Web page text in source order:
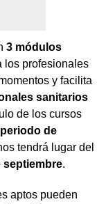
3 módulos
los profesionales
y facilita
sanitarios
de los cursos
periodo de
tendrá lugar del
septiembre.
aptos pueden